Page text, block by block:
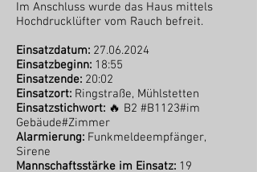
Im Anschluss wurde das Haus mittels
Hochdrucklüfter vom Rauch befreit.
Einsatzdatum: 27.06.2024
Einsatzbeginn: 18:55
Einsatzende: 20:02
Einsatzort: Ringstraße, Mühlstetten
Einsatzstichwort: 🔥 B2 #B1123#im
Gebäude#Zimmer
Alarmierung: Funkmeldeempfänger,
Sirene
Mannschaftsstärke im Einsatz: 19